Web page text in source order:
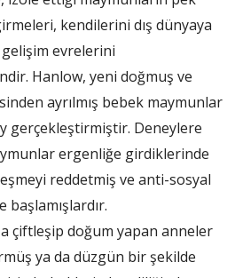
kendilerini dış dünyaya
evrelerini
Hanlow, yeni doğmuş ve
ayrılmış bebek maymunlar
gerçekleştirmiştir. Deneylere
ergenliğe girdiklerinde
reddetmiş ve anti-sosyal
başlamışlardır.
çiftleşip doğum yapan anneler
ya da düzgün bir şekilde